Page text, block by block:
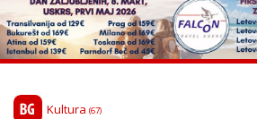
Kultura (67)